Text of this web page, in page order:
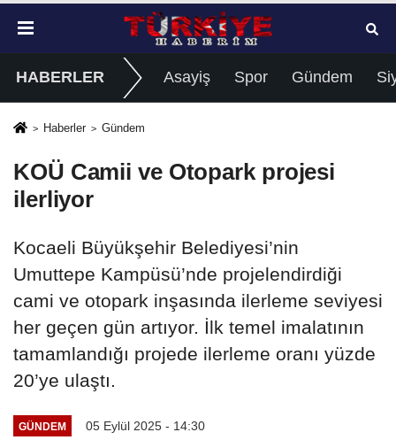
HABERLER Asayiş Spor Gündem
Haberler Gündem
KOÜ Camii ve Otopark projesi
ilerliyor
Kocaeli Büyükşehir Belediyesi’nin
Umuttepe Kampüsü’nde projelendirdiği
cami ve otopark inşasında ilerleme seviyesi
her geçen gün artıyor. İlk temel imalatının
tamamlandığı projede ilerleme oranı yüzde
20’ye ulaştı.
GÜNDEM 05 Eylül 2025 - 14:30